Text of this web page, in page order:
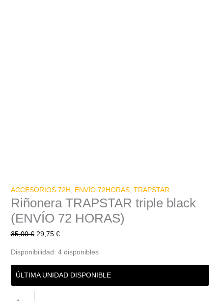
ACCESORIOS 72H ENVÍO 72HORAS, TRAPSTAR
Riñonera TRAPSTAR triple black
(ENVÍO 72 HORAS)
35,00€ 29,75 €
Disponibilidad: 4 disponibles
ÚLTIMA UNIDAD DISPONIBLE